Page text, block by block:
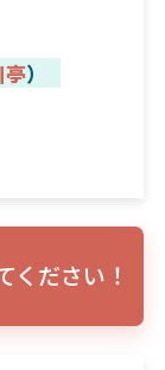
亭）
ください！